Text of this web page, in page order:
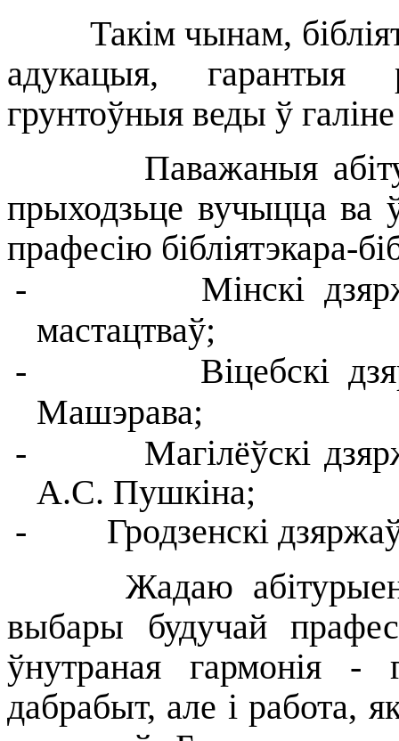
Такім чынам,
адукацыя, гарантыя
грунтоўныя веды ў
Паважаныя
прыходзьце вучыцца ва
прафесію бібліятэкара-
-
Мінскі
мастацтваў;
-
Віцебскі
Машэрава;
-
Магілёўскі
А.С. Пушкіна;
-
Гродзенскі
Жадаю
выбары будучай
ўнутраная гармонія -
дабрабыт, але і работа,